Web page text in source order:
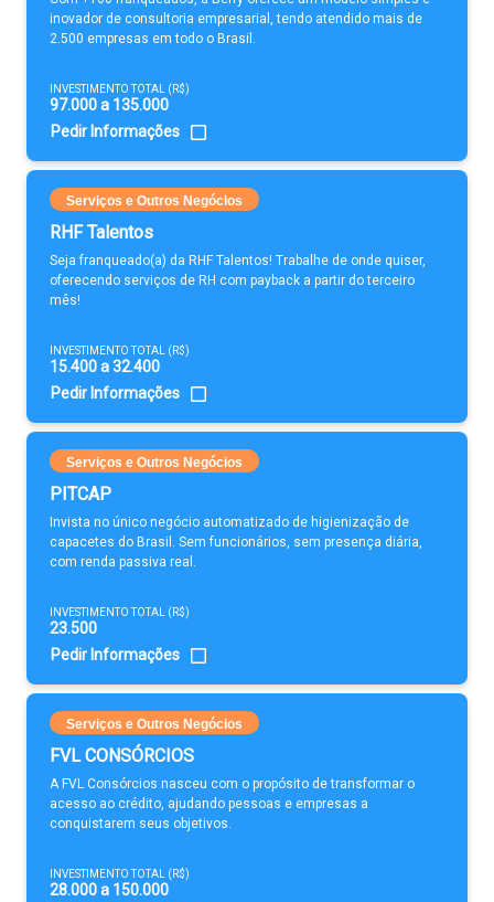
inovador de consultoria empresarial, tendo atendido mais de
2.500 empresas em todo o Brasil.
INVESTIMENTO TOTAL (R$)
97.000 a 135.000
Pedir Informações
Serviços e Outros Negócios
RHF Talentos
Seja franqueado(a) da RHF Talentos! Trabalhe de onde quiser,
oferecendo serviços de RH com payback a partir do terceiro
mês!
INVESTIMENTO TOTAL (R$)
15.400 a 32.400
Pedir Informações
Serviços e Outros Negócios
PITCAP
Invista no único negócio automatizado de higienização de
capacetes do Brasil. Sem funcionários, sem presença diária,
com renda passiva real.
INVESTIMENTO TOTAL (R$)
23.500
Pedir Informações
Serviços e Outros Negócios
FVL CONSÓRCIOS
A FVL Consórcios nasceu com o propósito de transformar o
acesso ao crédito, ajudando pessoas e empresas a
conquistarem seus objetivos.
INVESTIMENTO TOTAL (R$)
28.000 a 150.000